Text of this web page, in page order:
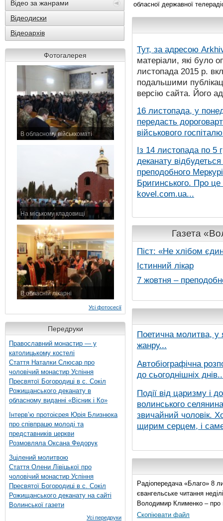
Відео за жанрами
Відеодиски
Відеоархів
Фотогалерея
В обласному військкоматі
На міському кладовищі
В обласній лікарні
Усі фотосесії
Передруки
Православний монастир — у
католицькому костелі
Стаття Наталки Слюсар про
чоловічий монастир Успіння
Пресвятої Богородиці в с. Сокіл
Рожищанського деканату в
обласному виданні «Вісник і Ко»
Інтерв’ю протоієрея Юрія Близнюка
про співпрацю молоді та
представників церкви
Розмовляла Оксана Федорук
Зцілений молитвою
Стаття Олени Лівіцької про
чоловічий монастир Успіння
Пресвятої Богородиці в с. Сокіл
Рожищанського деканату на сайті
Волинської газети
Усі передруки
обласної державної
Тут, за адресою
матеріали, які було
листопада 2015 р.
подальшими
версію сайта. Його
16 листопада, у
передасть
військового
Із 14 листопада по 5
деканату
преподобного
Бригинського. Про
kovel.com.ua...
Газета
Піст: «Не хлібом
Істинний лікар
7 жовтня –
Поетична молитва, у
жанру...
Автобіографічна
до сьогоднішніх
Події від царизму і
волинського
звичайний чоловік.
щирим серцем, і
Радіопередача «Благо» 8
євангельське читання
Володимир Клименко – про
Скопіювати файл